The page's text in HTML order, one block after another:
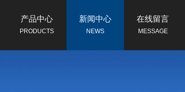
产品中心
PRODUCTS
新闻中心
NEWS
在线留言
MESSAGE